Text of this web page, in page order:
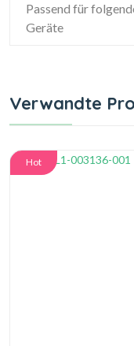
Passend für
Geräte
Verwandte
Hot